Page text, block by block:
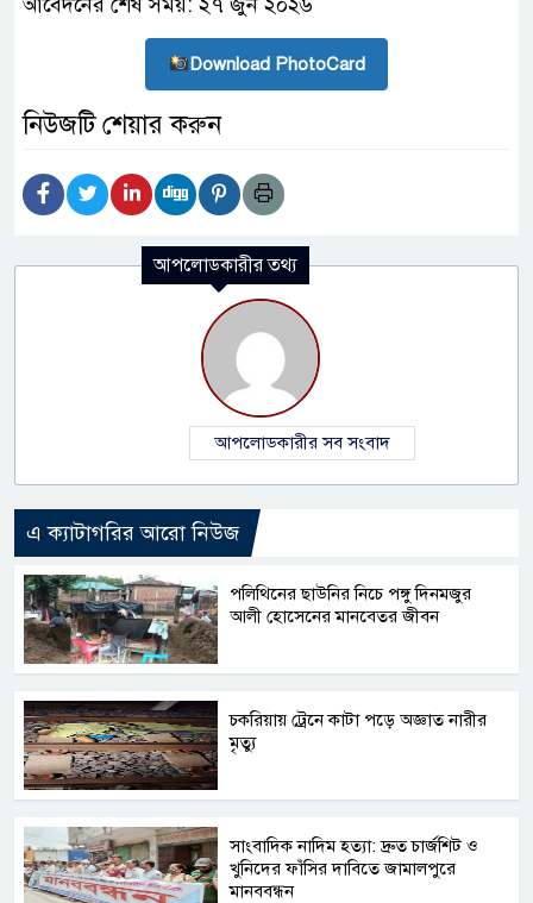
Download PhotoCard
নিউজটি শেয়ার করুন
আপলোডকারীর তথ্য
আপলোডকারীর সব সংবাদ
এ ক্যাটাগরির আরো নিউজ
পলিথিনের ছাউনির নিচে পঙ্গু দিনমজুর
আলী হোসেনের মানবেতর জীবন
চকরিয়ায় ট্রেনে কাটা পড়ে অজ্ঞাত নারীর
মৃত্যু
সাংবাদিক নাদিম হত্যা: দ্রুত চার্জশিট ও
খুনিদের ফাঁসির দাবিতে জামালপুরে
মানববন্ধন